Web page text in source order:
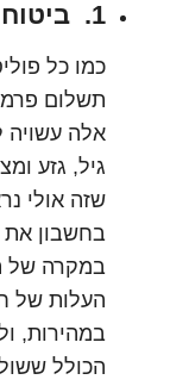
כמו כל פוליסת
תשלום פרמיה
אלה עשויה
גיל, גזע ומצב
שזה אולי נראה
בחשבון את
במקרה של תאונה
העלות של
במהירות, ולעתים
הכולל ששולם